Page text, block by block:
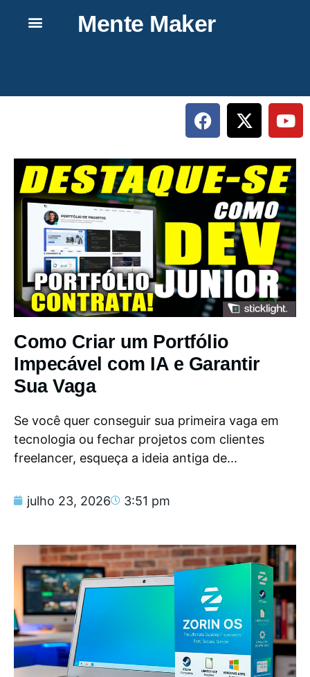
Mente Maker
Como Criar um Portfólio
Impecável com IA e Garantir
Sua Vaga
Se você quer conseguir sua primeira vaga em
tecnologia ou fechar projetos com clientes
freelancer, esqueça a ideia antiga de...
julho 23, 2026 3:51 pm